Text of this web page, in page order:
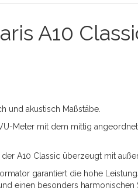
A10
und akustisch Maßstäbe.
Meter mit dem mittig
A10 Classic überzeugt mit
garantiert die hohe
einen besonders